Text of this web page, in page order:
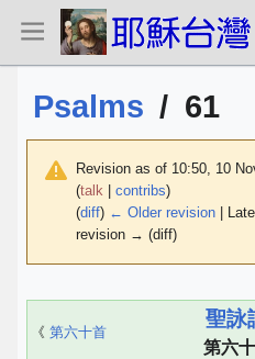
Psalms / 61
Revision as of 10:50, 10
(talk contribs)
(diff) ← Older revision |
revision → (diff)
《 第六十首
聖詠
第六